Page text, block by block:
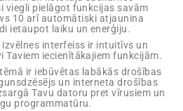
viegli pielāgot funkcijas savām
10 arī automātiski atjaunina
ietaupot laiku un enerģiju.
interfeiss ir intuitīvs un
Taviem iecienītākajiem funkcijām.
ir iebūvētas labākās drošības
un interneta drošības
Tavu datoru pret vīrusiem un
programmatūru.